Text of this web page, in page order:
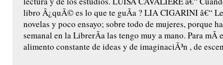
libro Â¿quÃ© es lo que te guÃ­a ? LIA CIGARINI â€“
novelas y poco ensayo; sobre todo de mujeres, porque
semanal en la LibrerÃ­a las tengo muy a mano. Para mÃ­
alimento constante de ideas y de imaginaciÃ³n , de